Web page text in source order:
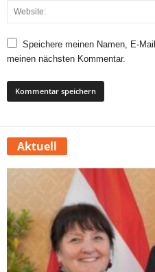
Speichere meinen Namen, E-
meinen nächsten Kommentar.
Aktuell